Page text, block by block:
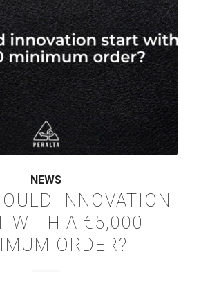
NEWS
INNOVATION
WITH A €5,000
ORDER?